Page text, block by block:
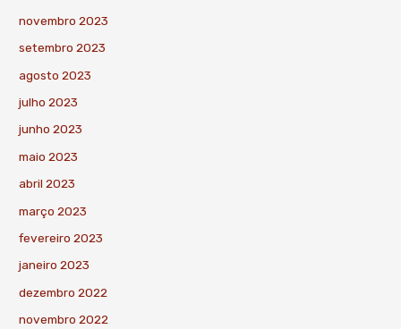
novembro 2023
setembro 2023
agosto 2023
julho 2023
junho 2023
maio 2023
abril 2023
março 2023
fevereiro 2023
janeiro 2023
dezembro 2022
novembro 2022